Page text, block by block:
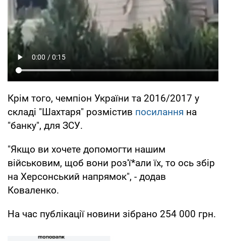
Крім того, чемпіон України та 2016/2017 у
складі "Шахтаря" розмістив посилання на
"банку", для ЗСУ.
"Якщо ви хочете допомогти нашим
військовим, щоб вони роз'ї*али їх, то ось збір
на Херсонський напрямок", - додав
Коваленко.
На час публікації новини зібрано 254 000 грн.